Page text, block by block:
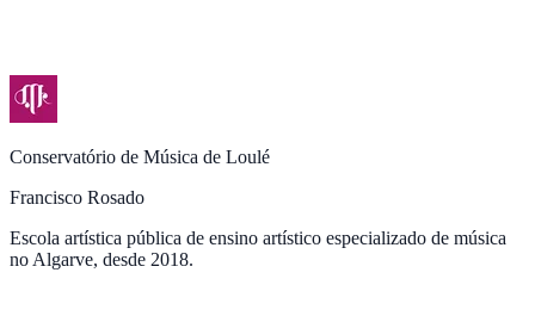
Conservatório de Música de Loulé
Francisco Rosado
Escola artística pública de ensino artístico especializado de música
no Algarve, desde 2018.